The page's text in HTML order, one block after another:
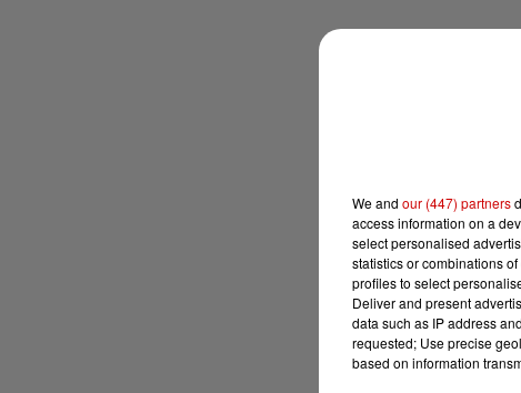
We and our (447) partners
access information on a
select personalised
statistics or combinations
profiles to select
Deliver and present
data such as IP address
requested; Use precise
based on information